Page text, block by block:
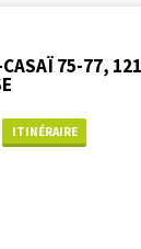
CASAÏ 75-77,
ITINÉRAIRE